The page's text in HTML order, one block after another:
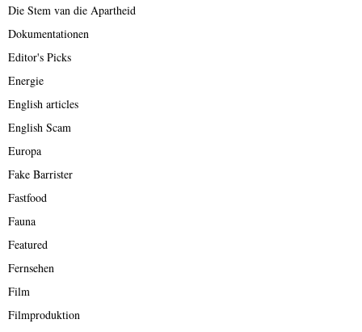
Die Stem van die Apartheid
Dokumentationen
Editor's Picks
Energie
English articles
English Scam
Europa
Fake Barrister
Fastfood
Fauna
Featured
Fernsehen
Film
Filmproduktion